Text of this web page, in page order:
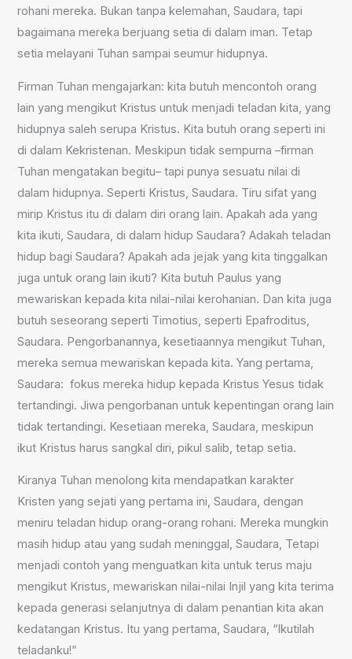
rohani mereka. Bukan tanpa kelemahan, Saudara, tapi
bagaimana mereka berjuang setia di dalam iman. Tetap
setia melayani Tuhan sampai seumur hidupnya.
Firman Tuhan mengajarkan: kita butuh mencontoh orang
lain yang mengikut Kristus untuk menjadi teladan kita, yang
hidupnya saleh serupa Kristus. Kita butuh orang seperti ini
di dalam Kekristenan. Meskipun tidak sempurna –firman
Tuhan mengatakan begitu– tapi punya sesuatu nilai di
dalam hidupnya. Seperti Kristus, Saudara. Tiru sifat yang
mirip Kristus itu di dalam diri orang lain. Apakah ada yang
kita ikuti, Saudara, di dalam hidup Saudara? Adakah teladan
hidup bagi Saudara? Apakah ada jejak yang kita tinggalkan
juga untuk orang lain ikuti? Kita butuh Paulus yang
mewariskan kepada kita nilai-nilai kerohanian. Dan kita juga
butuh seseorang seperti Timotius, seperti Epafroditus,
Saudara. Pengorbanannya, kesetiaannya mengikut Tuhan,
mereka semua mewariskan kepada kita. Yang pertama,
Saudara: fokus mereka hidup kepada Kristus Yesus tidak
tertandingi. Jiwa pengorbanan untuk kepentingan orang lain
tidak tertandingi. Kesetiaan mereka, Saudara, meskipun
ikut Kristus harus sangkal diri, pikul salib, tetap setia.
Kiranya Tuhan menolong kita mendapatkan karakter
Kristen yang sejati yang pertama ini, Saudara, dengan
meniru teladan hidup orang-orang rohani. Mereka mungkin
masih hidup atau yang sudah meninggal, Saudara, Tetapi
menjadi contoh yang menguatkan kita untuk terus maju
mengikut Kristus, mewariskan nilai-nilai Injil yang kita terima
kepada generasi selanjutnya di dalam penantian kita akan
kedatangan Kristus. Itu yang pertama, Saudara, “Ikutilah
teladanku!”